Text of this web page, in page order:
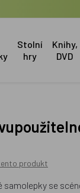
Stolní
hry
Knihy,
DVD
produkt
se